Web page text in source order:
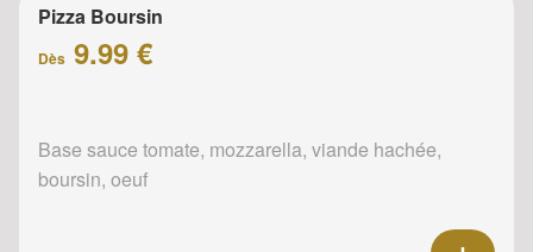
Pizza Boursin
Dès 9.99 €
Base sauce tomate, mozzarella, viande hachée,
boursin, oeuf